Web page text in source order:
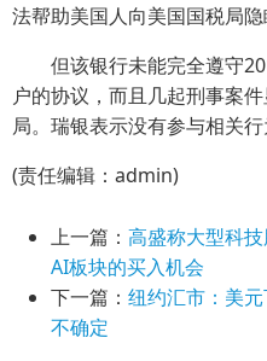
法帮助美国人向美国国税局隐
但该银行未能完全遵守
户的协议，而且几起刑事案
局。瑞银表示没有参与相关行
(责任编辑：admin)
上一篇： 高盛称大型科
AI板块的买入机会
下一篇： 纽约汇市：美
不确定